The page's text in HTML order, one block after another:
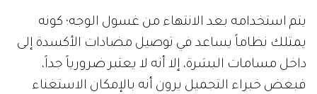
يتم استخدامه بعد الانتهاء من غسول الوجه؛ كونه
يمتلك نظاماً يساعد في توصيل مضادات الأكسدة إلى
داخل مسامات البشرة، إلا أنه لا يعتبر ضرورياً جداً،
فبعض خبراء التجميل يرون أنه بالإمكان الاستغناء